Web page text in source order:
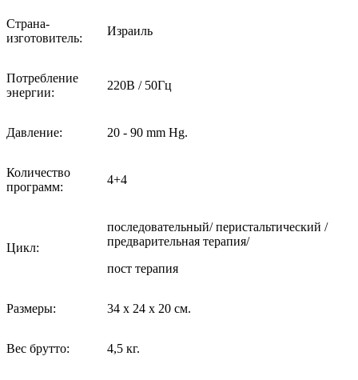
Страна-
изготовитель:
Израиль
Потребление
энергии:
220В / 50Гц
Давление: 20 - 90 mm Hg.
Количество
программ:
4+4
Цикл:
последовательный/ перистальтический /
предварительная терапия/
пост терапия
Размеры: 34 x 24 x 20 см.
Вес брутто: 4,5 кг.